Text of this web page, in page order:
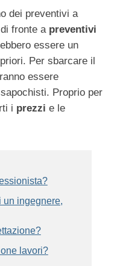
dei preventivi a
fronte a preventivi
essere un
Per sbarcare il
essere
Proprio per
i prezzi e le
un ingegnere,
lavori?